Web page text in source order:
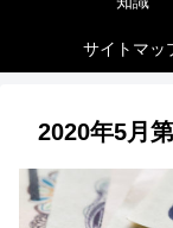
サイトマッ
2020年5月